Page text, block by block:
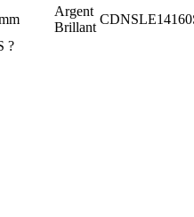
Argent
Brillant
?